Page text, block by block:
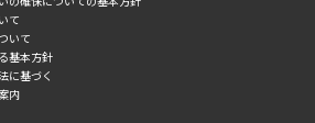
て
いて
基本方針
に基づく
内